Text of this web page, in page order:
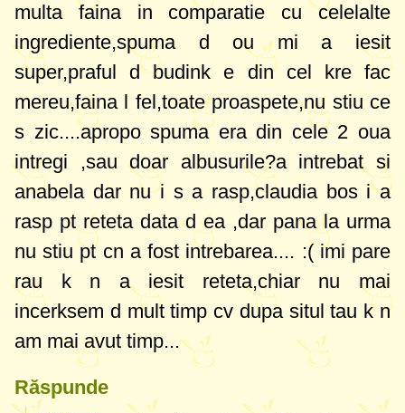
multa faina in comparatie cu celelalte
ingrediente,spuma d ou mi a iesit
super,praful d budink e din cel kre fac
mereu,faina l fel,toate proaspete,nu stiu ce
s zic....apropo spuma era din cele 2 oua
intregi ,sau doar albusurile?a intrebat si
anabela dar nu i s a rasp,claudia bos i a
rasp pt reteta data d ea ,dar pana la urma
nu stiu pt cn a fost intrebarea.... :( imi pare
rau k n a iesit reteta,chiar nu mai
incerksem d mult timp cv dupa situl tau k n
am mai avut timp...
Răspunde